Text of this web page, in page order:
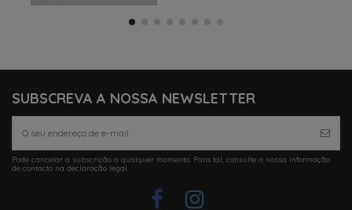
SUBSCREVA A NOSSA NEWSLETTER
Pode cancelar a subscrição a qualquer momento. Para tal, consulte a nossa informação
de contacto na declaração legal.